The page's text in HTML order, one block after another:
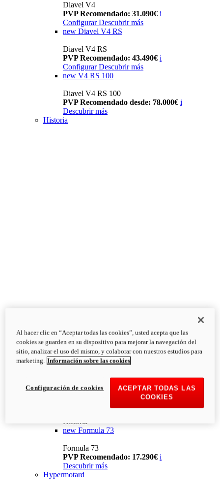
Diavel V4
PVP Recomendado: 31.090€ i
Configurar Descubrir más
new Diavel V4 RS
Diavel V4 RS
PVP Recomendado: 43.490€ i
Configurar Descubrir más
new V4 RS 100
Diavel V4 RS 100
PVP Recomendado desde: 78.000€ i
Descubrir más
Historia
Historia
new Formula 73
Formula 73
PVP Recomendado: 17.290€ i
Descubrir más
Hypermotard
Al hacer clic en “Aceptar todas las cookies”, usted acepta que las
cookies se guarden en su dispositivo para mejorar la navegación del
sitio, analizar el uso del mismo, y colaborar con nuestros estudios para
marketing. Información sobre las cookies
ACEPTAR TODAS LAS
COOKIES
Configuración de cookies